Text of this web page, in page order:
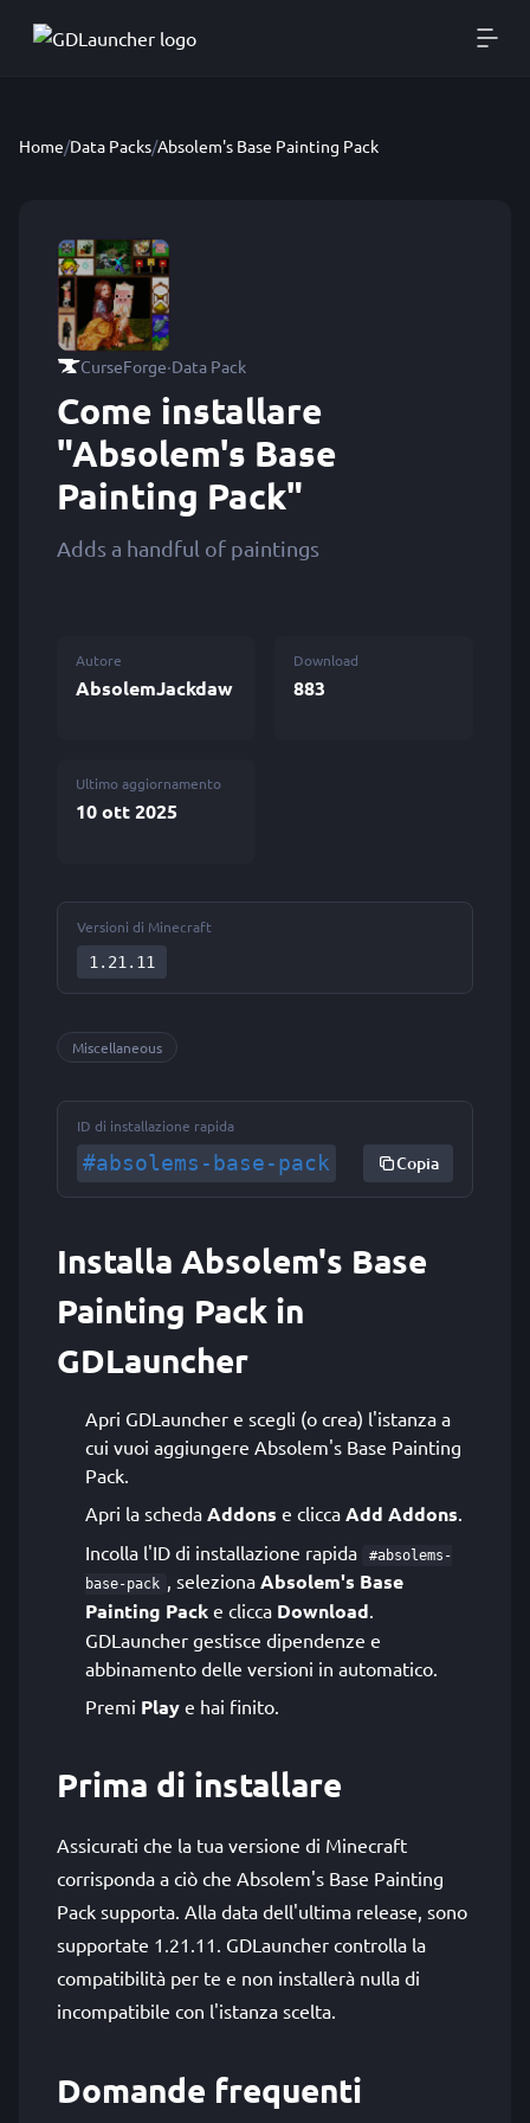
Home/Data Packs/Absolem's Base Painting Pack
CurseForge·Data Pack
Come installare
"Absolem's Base
Painting Pack"
Adds a handful of paintings
Autore
AbsolemJackdaw
Download
883
Ultimo aggiornamento
10 ott 2025
Versioni di Minecraft
1.21.11
Miscellaneous
ID di installazione rapida
#absolems-base-pack Copia
Installa Absolem's Base
Painting Pack in
GDLauncher
Apri GDLauncher e scegli (o crea) l'istanza a
cui vuoi aggiungere Absolem's Base Painting
Pack.
Apri la scheda Addons e clicca Add Addons.
Incolla l'ID di installazione rapida
#absolems-
base-pack , seleziona Absolem's Base
Painting Pack e clicca Download.
GDLauncher gestisce dipendenze e
abbinamento delle versioni in automatico.
Premi Play e hai finito.
Prima di installare
Assicurati che la tua versione di Minecraft
corrisponda a ciò che Absolem's Base Painting
Pack supporta. Alla data dell'ultima release, sono
supportate 1.21.11. GDLauncher controlla la
compatibilità per te e non installerà nulla di
incompatibile con l'istanza scelta.
Domande frequenti